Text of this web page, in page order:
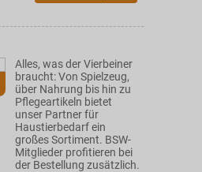
Alles, was der Vierbeiner
braucht: Von Spielzeug,
über Nahrung bis hin zu
Pflegeartikeln bietet
unser Partner für
Haustierbedarf ein
großes Sortiment. BSW-
Mitglieder profitieren bei
der Bestellung zusätzlich.